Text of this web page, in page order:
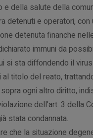
della salute della
detenuti e operatori,
detenuta finanche
immuni da
si sta diffondendo il
titolo del reato,
ogni altro diritto,
dell’art. 3 della
stata condannata.
che la situazione